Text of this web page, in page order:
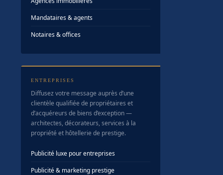
Mandataires & agents
Notaires & offices
ENTREPRISES
Diffusez votre message auprès d’une
clientèle qualifiée de propriétaires et
d’acquéreurs de biens d’exception —
architectes, décorateurs, services à la
propriété et hôtellerie de prestige.
Publicité luxe pour entreprises
Publicité & marketing prestige